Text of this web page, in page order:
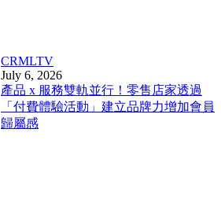
CRMLTV
July 6, 2026
產品 x 服務雙軌並行！零售店家透過
「付費體驗活動」建立品牌力增加會員
歸屬感